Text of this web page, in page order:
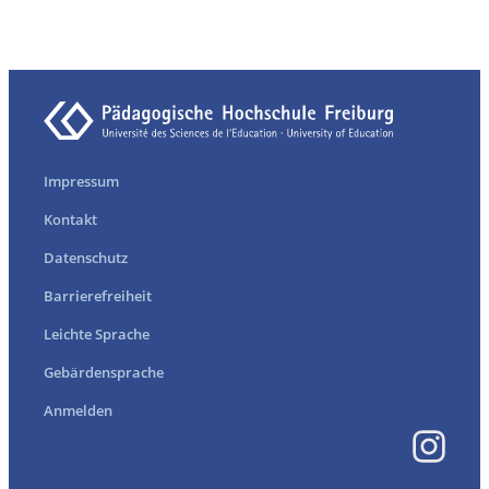
Impressum
Kontakt
Datenschutz
Barrierefreiheit
Leichte Sprache
Gebärdensprache
Anmelden